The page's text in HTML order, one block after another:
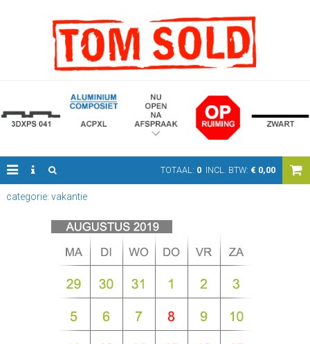
TOTAAL: 0 INCL. BTW: € 0,00
categorie: vakantie